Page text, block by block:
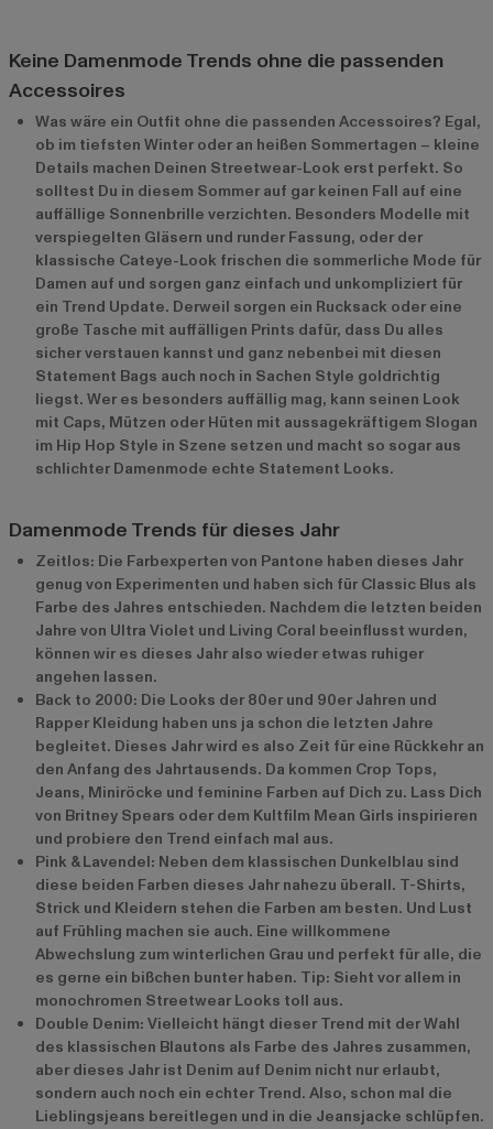
Keine Damenmode Trends ohne die passenden
Accessoires
Was wäre ein Outfit ohne die passenden Accessoires? Egal,
ob im tiefsten Winter oder an heißen Sommertagen – kleine
Details machen Deinen Streetwear-Look erst perfekt. So
solltest Du in diesem Sommer auf gar keinen Fall auf eine
auffällige Sonnenbrille verzichten. Besonders Modelle mit
verspiegelten Gläsern und runder Fassung, oder der
klassische Cateye-Look frischen die sommerliche Mode für
Damen auf und sorgen ganz einfach und unkompliziert für
ein Trend Update. Derweil sorgen ein Rucksack oder eine
große Tasche mit auffälligen Prints dafür, dass Du alles
sicher verstauen kannst und ganz nebenbei mit diesen
Statement Bags auch noch in Sachen Style goldrichtig
liegst. Wer es besonders auffällig mag, kann seinen Look
mit Caps, Mützen oder Hüten mit aussagekräftigem Slogan
im Hip Hop Style in Szene setzen und macht so sogar aus
schlichter Damenmode echte Statement Looks.
Damenmode Trends für dieses Jahr
Zeitlos: Die Farbexperten von Pantone haben dieses Jahr
genug von Experimenten und haben sich für Classic Blus als
Farbe des Jahres entschieden. Nachdem die letzten beiden
Jahre von Ultra Violet und Living Coral beeinflusst wurden,
können wir es dieses Jahr also wieder etwas ruhiger
angehen lassen.
Back to 2000: Die Looks der 80er und 90er Jahren und
Rapper Kleidung haben uns ja schon die letzten Jahre
begleitet. Dieses Jahr wird es also Zeit für eine Rückkehr an
den Anfang des Jahrtausends. Da kommen Crop Tops,
Jeans, Miniröcke und feminine Farben auf Dich zu. Lass Dich
von Britney Spears oder dem Kultfilm Mean Girls inspirieren
und probiere den Trend einfach mal aus.
Pink & Lavendel: Neben dem klassischen Dunkelblau sind
diese beiden Farben dieses Jahr nahezu überall. T-Shirts,
Strick und Kleidern stehen die Farben am besten. Und Lust
auf Frühling machen sie auch. Eine willkommene
Abwechslung zum winterlichen Grau und perfekt für alle, die
es gerne ein bißchen bunter haben. Tip: Sieht vor allem in
monochromen Streetwear Looks toll aus.
Double Denim: Vielleicht hängt dieser Trend mit der Wahl
des klassischen Blautons als Farbe des Jahres zusammen,
aber dieses Jahr ist Denim auf Denim nicht nur erlaubt,
sondern auch noch ein echter Trend. Also, schon mal die
Lieblingsjeans bereitlegen und in die Jeansjacke schlüpfen.